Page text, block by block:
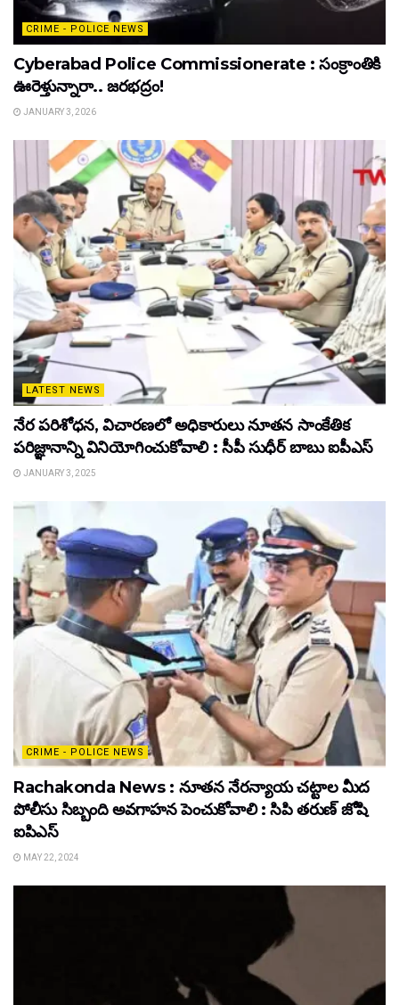
CRIME - POLICE NEWS
Cyberabad Police Commissionerate : సంక్రాంతికి
ఊరెళ్తున్నారా.. జరభద్రం!
JANUARY 3, 2026
LATEST NEWS
నేర పరిశోధన, విచారణలో అధికారులు నూతన సాంకేతిక
పరిజ్ఞానాన్ని వినియోగించుకోవాలి : సీపీ సుధీర్ బాబు ఐపీఎస్
JANUARY 3, 2025
CRIME - POLICE NEWS
Rachakonda News : నూతన నేరన్యాయ చట్టాల మీద
పోలీసు సిబ్బంది అవగాహన పెంచుకోవాలి : సిపి తరుణ్ జోషి
ఐపిఎస్
MAY 22, 2024